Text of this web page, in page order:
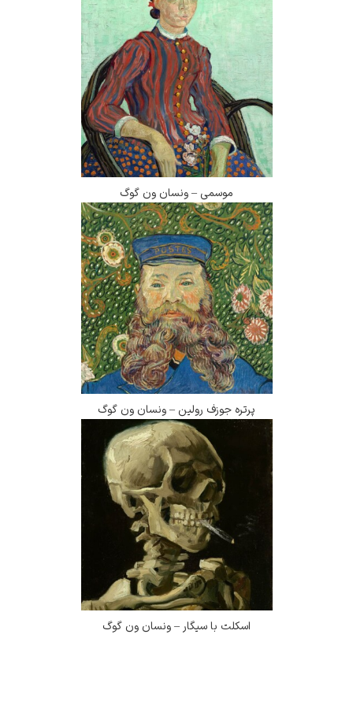
موسمی – ونسان ون گوگ
پرتره جوزف رولین – ونسان ون گوگ
اسکلت با سیگار – ونسان ون گوگ